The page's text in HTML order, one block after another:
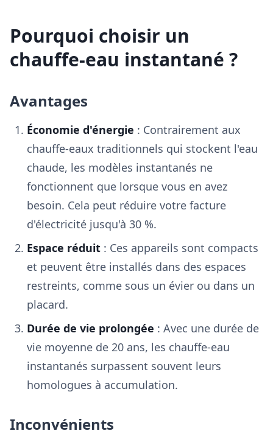
Pourquoi choisir un
chauffe-eau instantané ?
Avantages
Économie d'énergie : Contrairement aux
chauffe-eaux traditionnels qui stockent l'eau
chaude, les modèles instantanés ne
fonctionnent que lorsque vous en avez
besoin. Cela peut réduire votre facture
d'électricité jusqu'à 30 %.
Espace réduit : Ces appareils sont compacts
et peuvent être installés dans des espaces
restreints, comme sous un évier ou dans un
placard.
Durée de vie prolongée : Avec une durée de
vie moyenne de 20 ans, les chauffe-eau
instantanés surpassent souvent leurs
homologues à accumulation.
Inconvénients